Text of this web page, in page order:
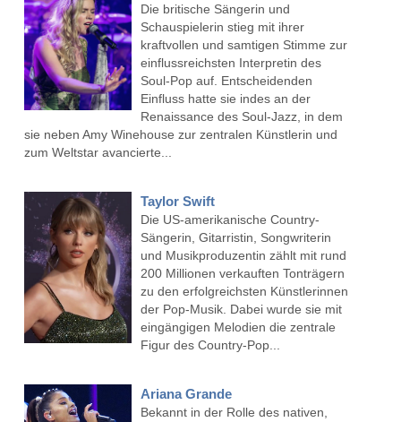
Die britische Sängerin und
Schauspielerin stieg mit ihrer
kraftvollen und samtigen Stimme zur
einflussreichsten Interpretin des
Soul-Pop auf. Entscheidenden
Einfluss hatte sie indes an der
Renaissance des Soul-Jazz, in dem
sie neben Amy Winehouse zur zentralen Künstlerin und
zum Weltstar avancierte...
Taylor Swift
Die US-amerikanische Country-
Sängerin, Gitarristin, Songwriterin
und Musikproduzentin zählt mit rund
200 Millionen verkauften Tonträgern
zu den erfolgreichsten Künstlerinnen
der Pop-Musik. Dabei wurde sie mit
eingängigen Melodien die zentrale
Figur des Country-Pop...
Ariana Grande
Bekannt in der Rolle des nativen,